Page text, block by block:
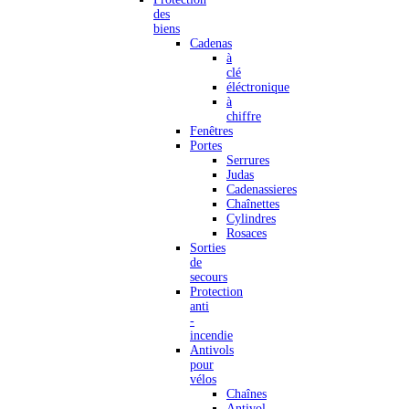
des
biens
Cadenas
à
clé
éléctronique
à
chiffre
Fenêtres
Portes
Serrures
Judas
Cadenassieres
Chaînettes
Cylindres
Rosaces
Sorties
de
secours
Protection
anti
-
incendie
Antivols
pour
vélos
Chaînes